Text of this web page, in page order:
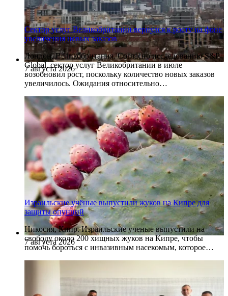
7 августа 2026
Сектор услуг Великобритании вернулся к росту на фоне
увеличения новых заказов
Лондон, Великобритания. Согласно исследованию S&P
Global, сектор услуг Великобритании в июле
возобновил рост, поскольку количество новых заказов
увеличилось. Ожидания относительно…
7 августа 2026
Израильские учёные выпустили жуков на Кипре для
защиты опунций
Никосия, Кипр. Израильские ученые выпустили на
свободу около 200 хищных жуков на Кипре, чтобы
помочь бороться с инвазивным насекомым, которое…